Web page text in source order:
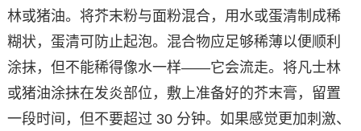
林或猪油。将芥末粉与面粉混合，用水或蛋清制成稀
糊状，蛋清可防止起泡。混合物应足够稀薄以便顺利
涂抹，但不能稀得像水一样——它会流走。将凡士林
或猪油涂抹在发炎部位，敷上准备好的芥末膏，留置
一段时间，但不要超过 30 分钟。如果感觉更加刺激、